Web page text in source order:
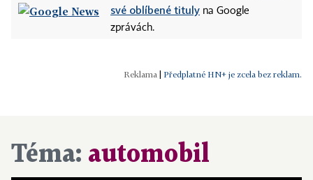
své oblíbené tituly na Google
zprávách.
Předplatné HN+ je zcela bez reklam.
Téma: automobil